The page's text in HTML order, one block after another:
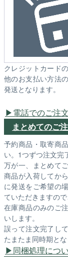
クレジットカード
他のお支払い方法
発送となります。
電話でのご注
まとめてのご
予約商品・取寄商
い。1つずつ注文完
万が一、まとめて
商品が入荷してか
に発送をご希望の
ていただきますので
在庫商品のみのご
いします。
誤って注文完了し
たまたま同時期と
同梱処理につ